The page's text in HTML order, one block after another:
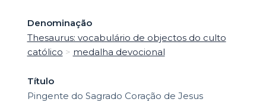
Denominação
Thesaurus: vocabulário de objectos do culto
católico > medalha devocional
Título
Pingente do Sagrado Coração de Jesus